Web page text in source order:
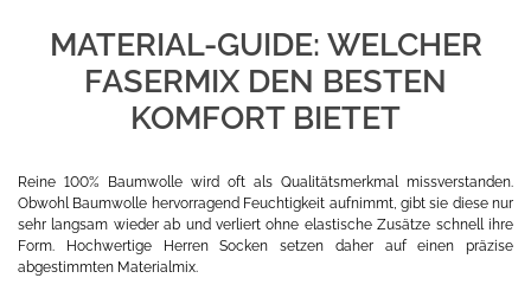
MATERIAL-GUIDE: WELCHER
FASERMIX DEN BESTEN
KOMFORT BIETET
Reine 100% Baumwolle wird oft als Qualitätsmerkmal missverstanden.
Obwohl Baumwolle hervorragend Feuchtigkeit aufnimmt, gibt sie diese nur
sehr langsam wieder ab und verliert ohne elastische Zusätze schnell ihre
Form. Hochwertige Herren Socken setzen daher auf einen präzise
abgestimmten Materialmix.